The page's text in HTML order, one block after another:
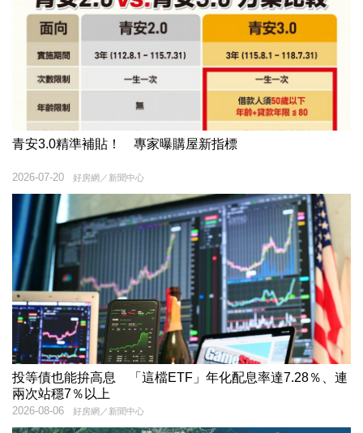
青安3.0精準補貼！ 專家曝購屋新指標
好房網／新聞中心
2026-07-20
投等債也能拚高息 「這檔ETF」年化配息率達7.28％、連
兩次站穩7％以上
好房網／新聞中心
2026-08-06